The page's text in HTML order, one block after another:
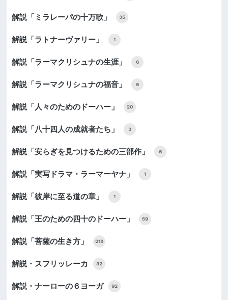
解説「ミラレーパの十万歌」 35
解説「ラトナーヴァリー」 1
解説「ラーマクリシュナの生涯」 6
解説「ラーマクリシュナの福音」 6
解説「人々のためのドーハー」 20
解説「八十四人の成就者たち」 3
解説「安らぎを見つけるための三部作」 6
解説「実写ドラマ・ラーマーヤナ」 1
解説「彼岸に至る道の章」 1
解説「王のための四十のドーハー」 59
解説「菩薩の生き方」 218
解説・スフリッレーカ 32
解説・ナーローの６ヨーガ 92